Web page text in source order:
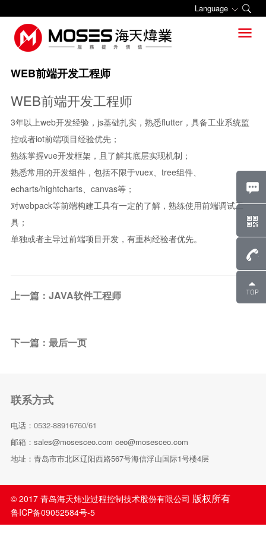
Language
关于海天炜业
公司简介
组织架构
发展历程
荣誉资质
招贤纳士
联系我们
新闻中心
公司动态
行业焦点
工控网络安全
网络安全
主机安全
智能监控
安全服务
行业解决方案
典型业绩
系统集成与运维
系统集成
系统运维
升级改造
备品备件
增值服务
OPC工业数据采集与传输
合作伙伴
功能安全
数字智能化
工业安全学院
学院介绍
课程设置
开班计划
知识库

招贤纳士
WEB前端开发工程师
WEB前端开发工程师
3年以上web开发经验，js基础扎实，熟悉flutter，具备工业系统监
控或者iot前端项目经验优先；
熟练掌握vue开发框架，且了解其底层实现机制；
熟悉常用的开发组件，包括不限于vuex、tree组件、
echarts/hightcharts、canvas等；
对webpack等前端构建工具有一定的了解，熟练使用前端调试工
具；
单独或者主导过前端项目开发，有重构经验者优先。
上一篇：JAVA软件工程师
下一篇：最后一页
联系方式
电话： 0532-88916760/61
邮箱：sales@mosesceo.com ceo@mosesceo.com
地址：青岛市市北区辽阳西路567号海信浮山国际1号楼4层
© 2017 青岛海天炜业过程控制技术股份有限公司 版权所有
鲁ICP备09052584号-5